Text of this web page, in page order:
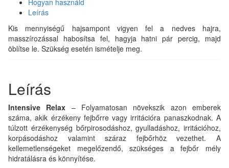
Hogyan használd
Leírás
Kis mennyiségű hajsampont vigyen fel a nedves hajra,
masszírozással habosítsa fel, hagyja hatni pár percig, majd
öblítse le. Szükség esetén ismételje meg.
Leírás
Intensive Relax – Folyamatosan növekszik azon emberek
száma, akik érzékeny fejbőrre vagy irritációra panaszkodnak. A
túlzott érzékenység bőrpirosodáshoz, gyulladáshoz, irritációhoz,
korpásodáshoz valamint száraz fejbőrhöz vezethet. A
kellemetlenségeket megelőzendő, szükséges a fejbőr mély
hidratálásra és könnyítése.